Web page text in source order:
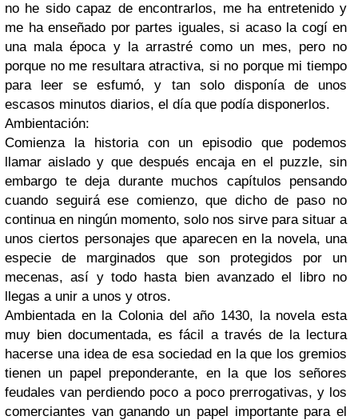
no he sido capaz de encontrarlos, me ha entretenido y
me ha enseñado por partes iguales, si acaso la cogí en
una mala época y la arrastré como un mes, pero no
porque no me resultara atractiva, si no porque mi tiempo
para leer se esfumó, y tan solo disponía de unos
escasos minutos diarios, el día que podía disponerlos.
Ambientación:
Comienza la historia con un episodio que podemos
llamar aislado y que después encaja en el puzzle, sin
embargo te deja durante muchos capítulos pensando
cuando seguirá ese comienzo, que dicho de paso no
continua en ningún momento, solo nos sirve para situar a
unos ciertos personajes que aparecen en la novela, una
especie de marginados que son protegidos por un
mecenas, así y todo hasta bien avanzado el libro no
llegas a unir a unos y otros.
Ambientada en la Colonia del año 1430, la novela esta
muy bien documentada, es fácil a través de la lectura
hacerse una idea de esa sociedad en la que los gremios
tienen un papel preponderante, en la que los señores
feudales van perdiendo poco a poco prerrogativas, y los
comerciantes van ganando un papel importante para el